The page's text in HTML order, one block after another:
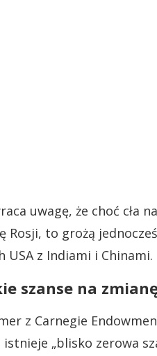
uwagę, że choć cła
Rosji, to grożą
USA z Indiami i Chinami.
szanse na
z Carnegie
istnieje „blisko zerowa